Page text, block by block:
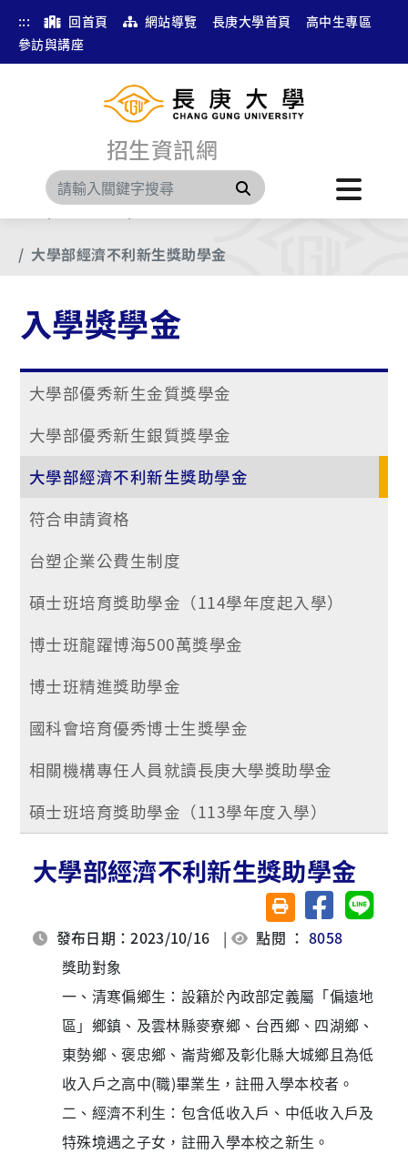
::: 回首頁 網站導覽 長庚大學首頁
高中生專區
參訪與講座
招生資訊網
搜尋
分眾瀏覽
入學獎學金
大學部經濟不利新生獎助學金
入學獎學金
大學部優秀新生金質獎學金
大學部優秀新生銀質獎學金
大學部經濟不利新生獎助學金
符合申請資格
台塑企業公費生制度
碩士班培育獎助學金（114學年度起入學）
博士班龍躍博海500萬獎學金
博士班精進獎助學金
國科會培育優秀博士生獎學金
相關機構專任人員就讀長庚大學獎助學金
碩士班培育獎助學金（113學年度入學）
大學部經濟不利新生獎助學金
友善列印(另開視窗)
分享至臉書分享
發布日期：2023/10/16 | 點閱 ：8058
獎助對象
一、清寒偏鄉生：設籍於內政部定義屬「偏遠地
區」鄉鎮、及雲林縣麥寮鄉、台西鄉、四湖鄉、
東勢鄉、褒忠鄉、崙背鄉及彰化縣大城鄉且為低
收入戶之高中(職)畢業生，註冊入學本校者。
二、經濟不利生：包含低收入戶、中低收入戶及
特殊境遇之子女，註冊入學本校之新生。